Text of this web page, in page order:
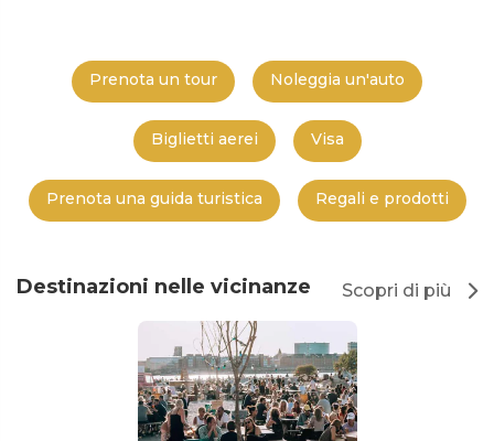
Prenota un tour Noleggia un'auto
Biglietti aerei Visa
Prenota una guida turistica Regali e prodotti
Destinazioni nelle vicinanze Scopri di più